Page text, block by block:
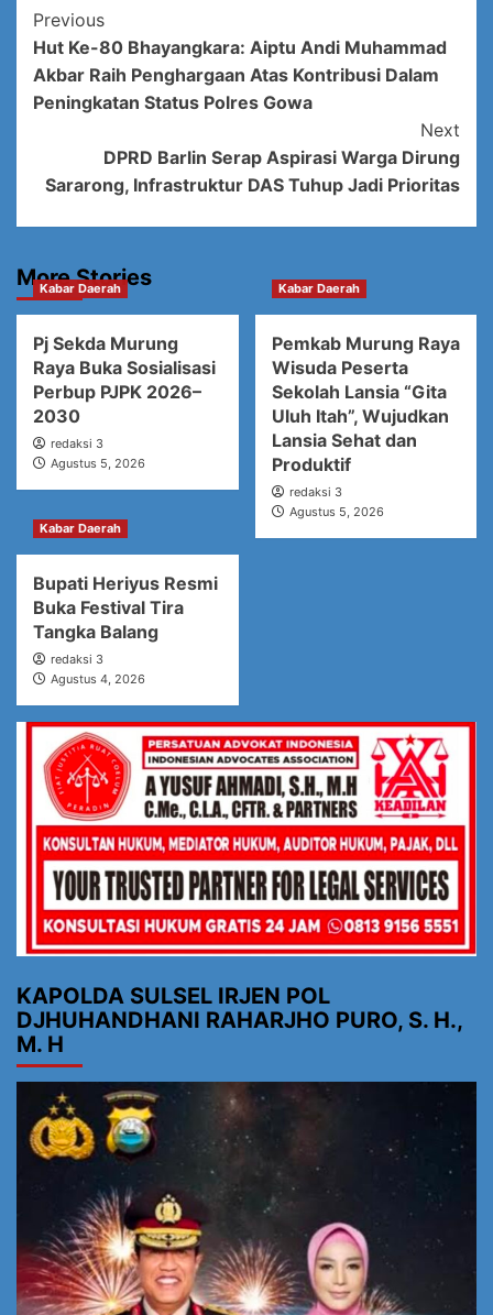
Post
Navigation
Previous
Hut Ke-80 Bhayangkara: Aiptu Andi Muhammad
Akbar Raih Penghargaan Atas Kontribusi Dalam
Peningkatan Status Polres Gowa
Next
DPRD Barlin Serap Aspirasi Warga Dirung
Sararong, Infrastruktur DAS Tuhup Jadi Prioritas
More Stories
Kabar Daerah
Pj Sekda Murung
Raya Buka Sosialisasi
Perbup PJPK 2026–
2030
redaksi 3
Agustus 5, 2026
Kabar Daerah
Pemkab Murung Raya
Wisuda Peserta
Sekolah Lansia “Gita
Uluh Itah”, Wujudkan
Lansia Sehat dan
Produktif
redaksi 3
Agustus 5, 2026
Kabar Daerah
Bupati Heriyus Resmi
Buka Festival Tira
Tangka Balang
redaksi 3
Agustus 4, 2026
KAPOLDA SULSEL IRJEN POL
DJHUHANDHANI RAHARJHO PURO, S. H.,
M. H